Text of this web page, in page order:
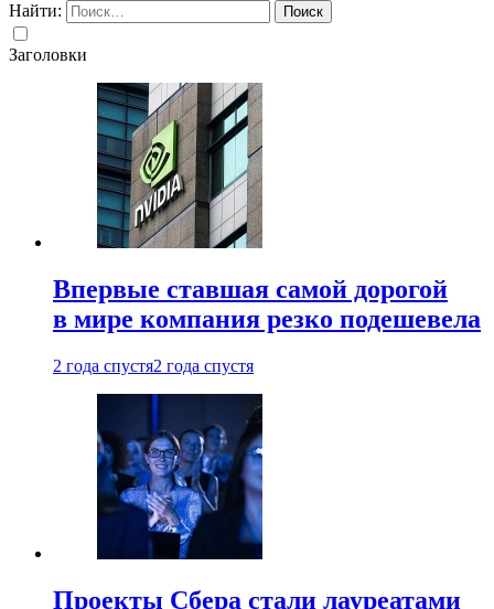
Найти:
Заголовки
Впервые ставшая самой дорогой
в мире компания резко подешевела
2 года спустя2 года спустя
Проекты Сбера стали лауреатами